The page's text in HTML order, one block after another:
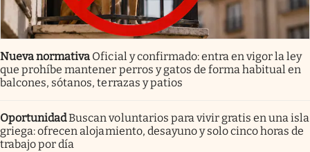
Nueva normativa Oficial y confirmado: entra en vigor la ley
que prohíbe mantener perros y gatos de forma habitual en
balcones, sótanos, terrazas y patios
OportunidadBuscan voluntarios para vivir gratis en una isla
griega: ofrecen alojamiento, desayuno y solo cinco horas de
trabajo por día